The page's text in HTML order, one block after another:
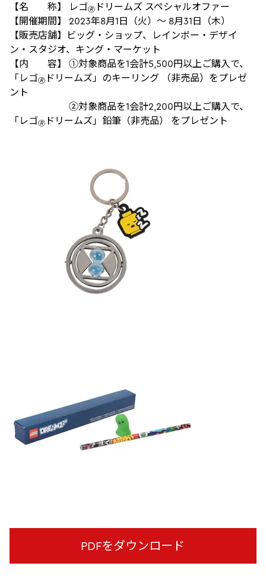
【名 称】 レゴ🄬 ドリームズ スペシャルオファー
【開催期間】 2023年8月1日（火）～ 8月31日（木）
【販売店舗】ビッグ・ショップ、レインボー・デザイ
ン・スタジオ、キング・マーケット
【内 容】 ①対象商品を1会計5,500円以上ご購入で、
「レゴ🄬 ドリームズ」のキーリング （非売品）をプレゼ
ント
②対象商品を1会計2,200円以上ご購入で、
「レゴ🄬 ドリームズ」鉛筆（非売品） をプレゼント
PDFをダウンロード